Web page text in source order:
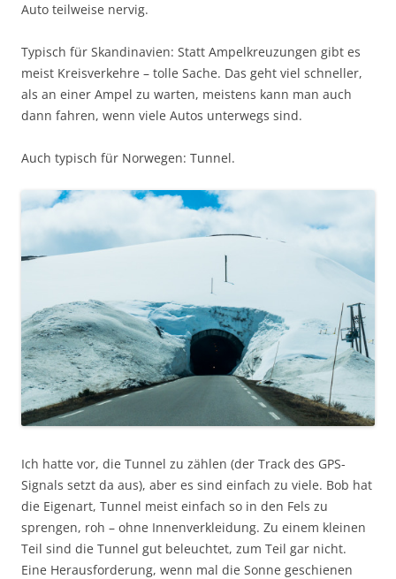
Auto teilweise nervig.
Typisch für Skandinavien: Statt Ampelkreuzungen gibt es
meist Kreisverkehre – tolle Sache. Das geht viel schneller,
als an einer Ampel zu warten, meistens kann man auch
dann fahren, wenn viele Autos unterwegs sind.
Auch typisch für Norwegen: Tunnel.
Ich hatte vor, die Tunnel zu zählen (der Track des GPS-
Signals setzt da aus), aber es sind einfach zu viele. Bob hat
die Eigenart, Tunnel meist einfach so in den Fels zu
sprengen, roh – ohne Innenverkleidung. Zu einem kleinen
Teil sind die Tunnel gut beleuchtet, zum Teil gar nicht.
Eine Herausforderung, wenn mal die Sonne geschienen